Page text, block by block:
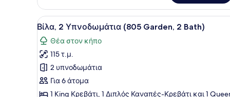
2
Υπνοδωμάτια
(1806,
Bath)
Προβολή
όλων
των
φωτογραφιών
για
Βίλα,
2
Ένα ανοιχτό αίθριο με
10
Βίλα, 2 Υπνοδωμάτια (805 Garden, 2 Bath)
Θέα στον κήπο
115 τ.μ.
2 υπνοδωμάτια
Για 6 άτομα
1 King Κρεβάτι, 1 Διπλός Καναπές-Κρεβάτι και 1